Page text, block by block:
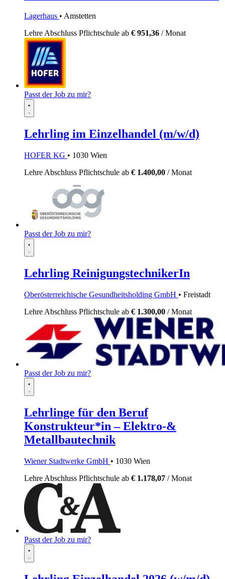
Lagerhaus • Amstetten
Lehre Abschluss Pflichtschule ab € 951,36 / Monat
Passt der Job zu mir?
Lehrling im Einzelhandel (m/w/d)
HOFER KG • 1030 Wien
Lehre Abschluss Pflichtschule ab € 1.400,00 / Monat
Passt der Job zu mir?
Lehrling ReinigungstechnikerIn
Oberösterreichische Gesundheitsholding GmbH • Freistadt
Lehre Abschluss Pflichtschule ab € 1.300,00 / Monat
Passt der Job zu mir?
Lehrlinge für den Beruf
Konstrukteur*in – Elektro-&
Metallbautechnik
Wiener Stadtwerke GmbH • 1030 Wien
Lehre Abschluss Pflichtschule ab € 1.178,07 / Monat
Passt der Job zu mir?